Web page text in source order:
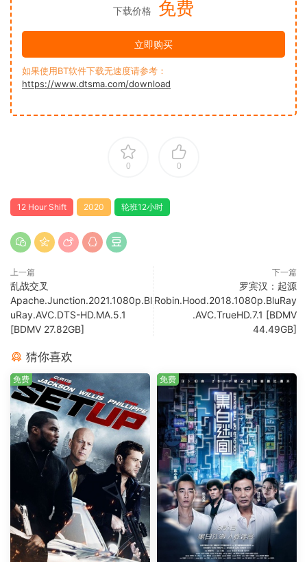
下载价格 免费
立即购买
如果使用BT软件下载无速度请参考：
https://www.dtsma.com/download
0 0
12 Hour Shift 2020 轮班12小时
上一篇
乱战交叉
Apache.Junction.2021.1080p.Bl
uRay.AVC.DTS-HD.MA.5.1
[BDMV 27.82GB]
下一篇
罗宾汉：起源
Robin.Hood.2018.1080p.BluRay
.AVC.TrueHD.7.1 [BDMV
44.49GB]
猜你喜欢
免费 免费